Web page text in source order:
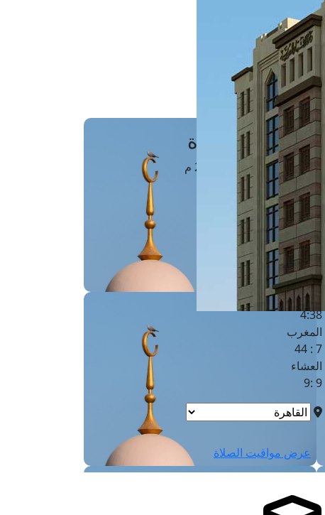
حجز موعد
الفتوى الهاتفية
مَواقِيتُ الصَّـــلاة
القاهرة · 07 أغسطس 2026 م
الفجر
الشروق
6 :17
الظهر
1 : 1
العصر
4:38
المغرب
7 : 44
العشاء
9 :9
عرض مواقيت الصلاة